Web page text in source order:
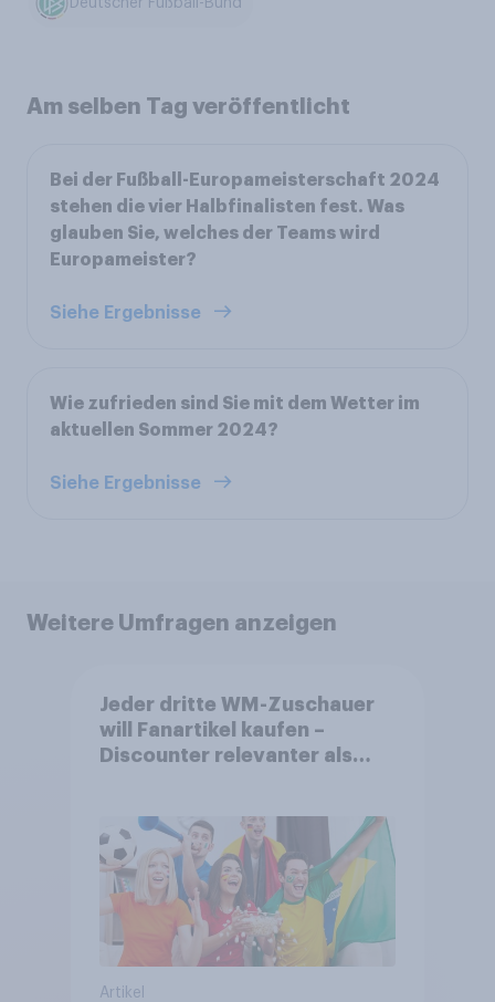
Deutscher Fußball-Bund
Am selben Tag veröffentlicht
Bei der Fußball-Europameisterschaft 2024
stehen die vier Halbfinalisten fest. Was
glauben Sie, welches der Teams wird
Europameister?
Siehe Ergebnisse
Wie zufrieden sind Sie mit dem Wetter im
aktuellen Sommer 2024?
Siehe Ergebnisse
Weitere Umfragen anzeigen
Jeder dritte WM-Zuschauer
will Fanartikel kaufen –
Discounter relevanter als
Artikel